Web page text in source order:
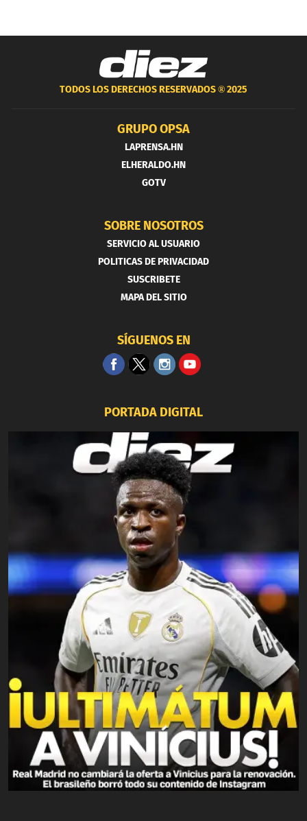
TODOS LOS DERECHOS RESERVADOS ®2025
GRUPO OPSA
LAPRENSA.HN
ELHERALDO.HN
GOTV
SOBRE NOSOTROS
SERVICIO AL USUARIO
POLITICAS DE PRIVACIDAD
SUSCRIBETE
MAPA DEL SITIO
SÍGUENOS EN
PORTADA DIGITAL